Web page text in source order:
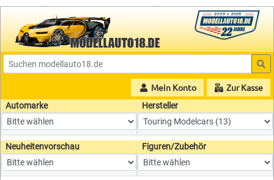
Mein Konto Zur Kasse
Automarke Hersteller
Neuheitenvorschau Figuren/Zubehör